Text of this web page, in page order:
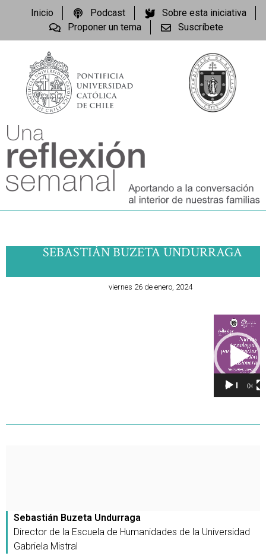
Inicio Podcast
Sobre esta iniciativa
Proponer un tema
Suscríbete
SEBASTIÁN BUZETA UNDURRAGA
viernes 26 de enero, 2024
de
vídeo
00:00 06:14
Sebastián Buzeta Undurraga
Director de la Escuela de Humanidades de la Universidad
Gabriela Mistral